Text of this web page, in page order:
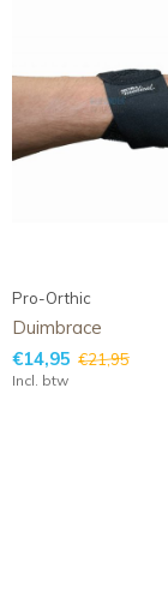
Pro-Orthic
Duimbrace
€14,95 €21,95
Incl. btw